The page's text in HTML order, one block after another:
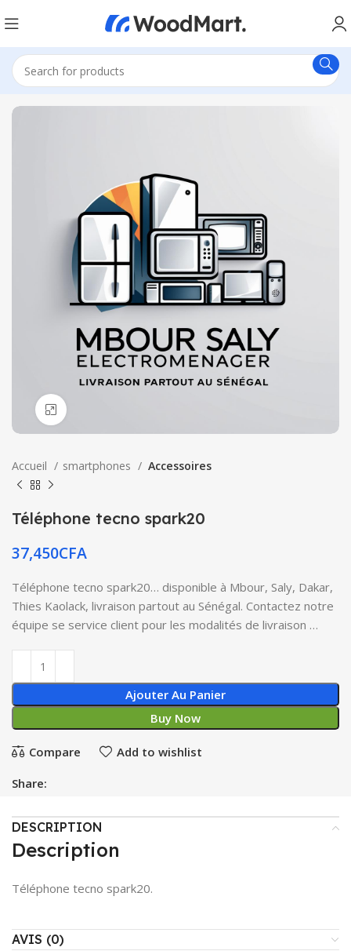
Accueil smartphones Accessoires
Téléphone tecno spark20
37,450CFA
Téléphone tecno spark20… disponible à Mbour, Saly, Dakar,
Thies Kaolack, livraison partout au Sénégal. Contactez notre
équipe se service client pour les modalités de livraison …
Ajouter Au Panier
Buy Now
Compare Add to wishlist
Share:
DESCRIPTION
Description
Téléphone tecno spark20.
AVIS (0)